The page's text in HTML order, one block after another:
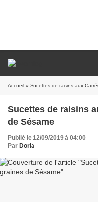
Accueil » Sucettes de raisins aux
Sucettes de raisins
de Sésame
Publié le 12/09/2019 à 04:00
Par Doria